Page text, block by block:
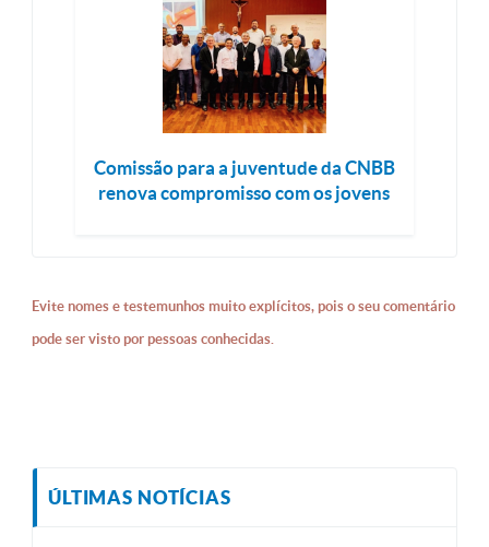
Comissão para a juventude da CNBB
renova compromisso com os jovens
Evite nomes e testemunhos muito explícitos, pois o seu comentário
pode ser visto por pessoas conhecidas.
ÚLTIMAS NOTÍCIAS